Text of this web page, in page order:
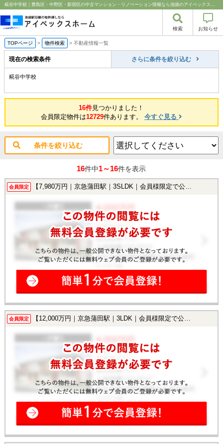
糀谷中学校｜豊島区・中野区・新宿区の中古マンション・リノベーション情報なら池袋のアイベックスホーム！
検索 お知らせ
TOPページ > 物件検索 > 不動産情報一覧
現在の検索条件 さらに条件を絞り込む
糀谷中学校
16件見つかりました！
会員限定物件は12729件あります。 今すぐ見る
条件を絞り込む
16件中1～16件を表示
会員限定 【7,980万円｜京急蒲田駅｜3SLDK｜会員様限定で公開中！】
会員限定 【12,000万円｜京急蒲田駅｜3LDK｜会員様限定で公開中！】